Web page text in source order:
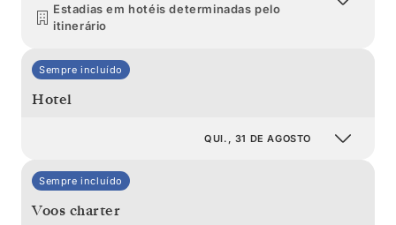
Estadias em hotéis determinadas pelo
itinerário
Sempre incluído
Hotel
QUI., 31 DE AGOSTO
Sempre incluído
Voos charter